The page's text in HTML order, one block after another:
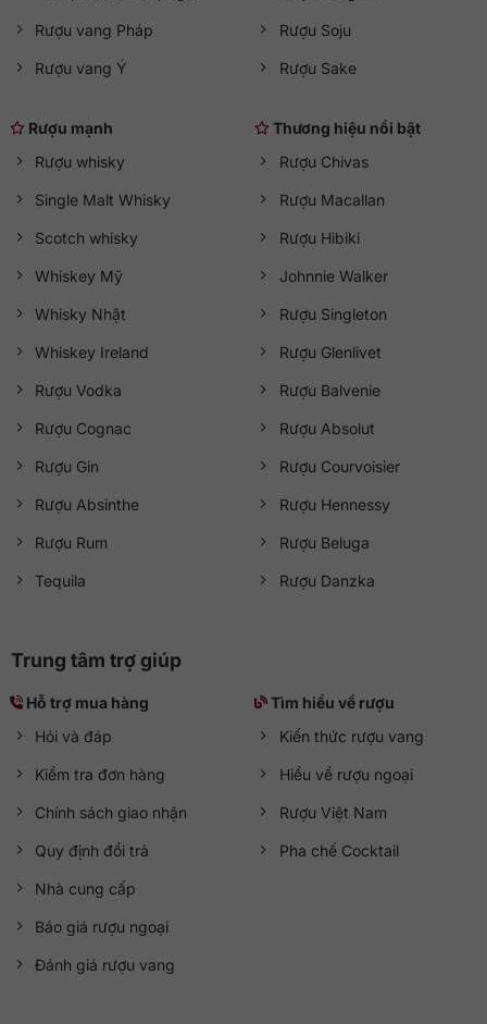
Rượu vang Pháp
Rượu vang Ý
Rượu Soju
Rượu Sake
Rượu mạnh
Rượu whisky
Single Malt Whisky
Scotch whisky
Whiskey Mỹ
Whisky Nhật
Whiskey Ireland
Rượu Vodka
Rượu Cognac
Rượu Gin
Rượu Absinthe
Rượu Rum
Tequila
Thương hiệu nổi bật
Rượu Chivas
Rượu Macallan
Rượu Hibiki
Johnnie Walker
Rượu Singleton
Rượu Glenlivet
Rượu Balvenie
Rượu Absolut
Rượu Courvoisier
Rượu Hennessy
Rượu Beluga
Rượu Danzka
Trung tâm trợ giúp
Hỗ trợ mua hàng
Hỏi và đáp
Kiểm tra đơn hàng
Chính sách giao nhận
Quy định đổi trả
Nhà cung cấp
Báo giá rượu ngoại
Đánh giá rượu vang
Tìm hiểu về rượu
Kiến thức rượu vang
Hiểu về rượu ngoại
Rượu Việt Nam
Pha chế Cocktail